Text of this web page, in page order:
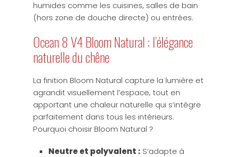
humides comme les cuisines, salles de bain
(hors zone de douche directe) ou entrées.
Ocean 8 V4 Bloom Natural : l’élégance
naturelle du chêne
La finition Bloom Natural capture la lumière et
agrandit visuellement l’espace, tout en
apportant une chaleur naturelle qui s’intègre
parfaitement dans tous les intérieurs.
Pourquoi choisir Bloom Natural ?
Neutre et polyvalent : S’adapte à